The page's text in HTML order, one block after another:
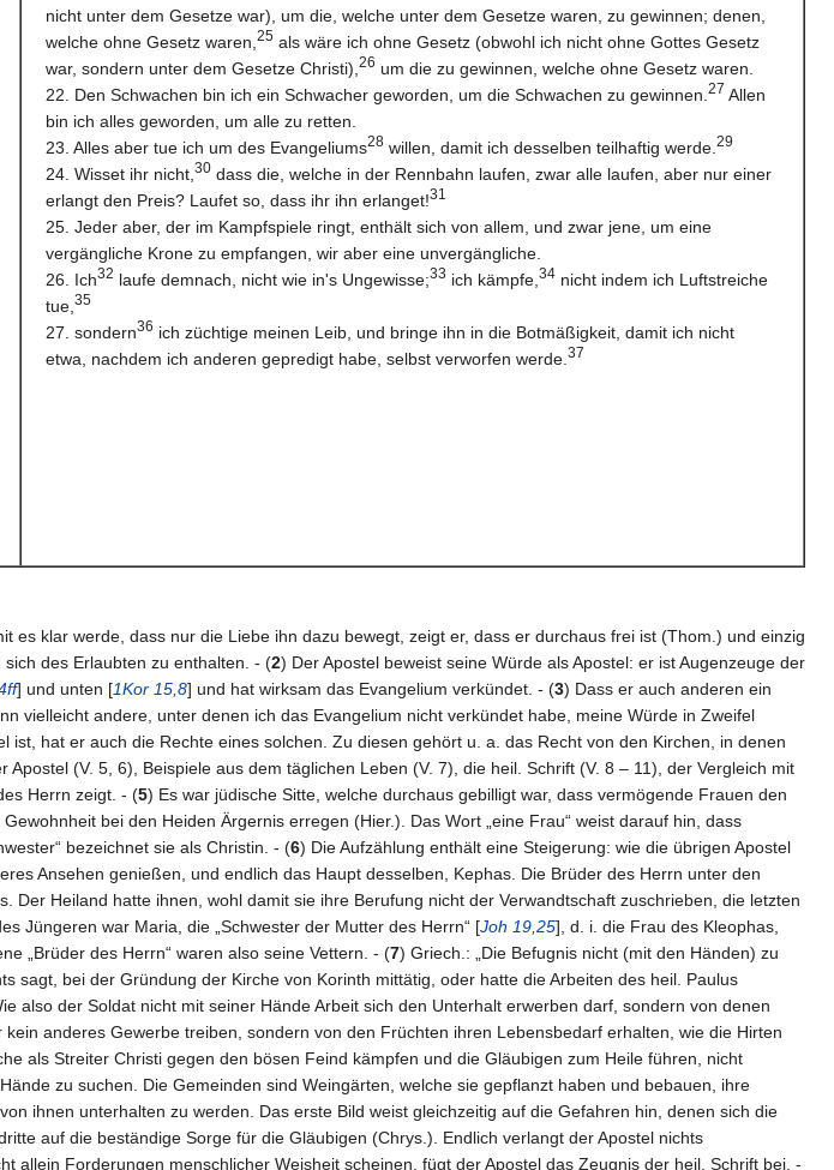
nicht unter dem Gesetze war), um die, welche unter dem Gesetze waren, zu gewinnen; denen,
welche ohne Gesetz waren, 25 als wäre ich ohne Gesetz (obwohl ich nicht ohne Gottes Gesetz
war, sondern unter dem Gesetze Christi), 26 um die zu gewinnen, welche ohne Gesetz waren.
22. Den Schwachen bin ich ein Schwacher geworden, um die Schwachen zu gewinnen. 27 Allen
bin ich alles geworden, um alle zu retten.
23. Alles aber tue ich um des Evangeliums28 willen, damit ich desselben teilhaftig werde. 29
24. Wisset ihr nicht, 30 dass die, welche in der Rennbahn laufen, zwar alle laufen, aber nur einer
erlangt den Preis? Laufet so, dass ihr ihn erlanget!31
25. Jeder aber, der im Kampfspiele ringt, enthält sich von allem, und zwar jene, um eine
vergängliche Krone zu empfangen, wir aber eine unvergängliche.
26. Ich32 laufe demnach, nicht wie in's Ungewisse;33 ich kämpfe, 34 nicht indem ich Luftstreiche
tue, 35
27. sondern36 ich züchtige meinen Leib, und bringe ihn in die Botmäßigkeit, damit ich nicht
etwa, nachdem ich anderen gepredigt habe, selbst verworfen werde. 37
es klar werde, dass nur die Liebe ihn dazu bewegt, zeigt er, dass er durchaus frei ist (Thom.) und einzig
des Erlaubten zu enthalten. - (2) Der Apostel beweist seine Würde als Apostel: er ist Augenzeuge der
] und unten [1Kor 15,8] und hat wirksam das Evangelium verkündet. - (3) Dass er auch anderen ein
vielleicht andere, unter denen ich das Evangelium nicht verkündet habe, meine Würde in Zweifel
ist, hat er auch die Rechte eines solchen. Zu diesen gehört u. a. das Recht von den Kirchen, in denen
(V. 5, 6), Beispiele aus dem täglichen Leben (V. 7), die heil. Schrift (V. 8 – 11), der Vergleich mit
Herrn zeigt. - (5) Es war jüdische Sitte, welche durchaus gebilligt war, dass vermögende Frauen den
bei den Heiden Ärgernis erregen (Hier.). Das Wort „eine Frau“ weist darauf hin, dass
bezeichnet sie als Christin. - (6) Die Aufzählung enthält eine Steigerung: wie die übrigen Apostel
Ansehen genießen, und endlich das Haupt desselben, Kephas. Die Brüder des Herrn unter den
Der Heiland hatte ihnen, wohl damit sie ihre Berufung nicht der Verwandtschaft zuschrieben, die letzten
Jüngeren war Maria, die „Schwester der Mutter des Herrn“ [Joh 19,25], d. i. die Frau des Kleophas,
„Brüder des Herrn“ waren also seine Vettern. - (7) Griech.: „Die Befugnis nicht (mit den Händen) zu
sagt, bei der Gründung der Kirche von Korinth mittätig, oder hatte die Arbeiten des heil. Paulus
also der Soldat nicht mit seiner Hände Arbeit sich den Unterhalt erwerben darf, sondern von denen
anderes Gewerbe treiben, sondern von den Früchten ihren Lebensbedarf erhalten, wie die Hirten
als Streiter Christi gegen den bösen Feind kämpfen und die Gläubigen zum Heile führen, nicht
zu suchen. Die Gemeinden sind Weingärten, welche sie gepflanzt haben und bebauen, ihre
ihnen unterhalten zu werden. Das erste Bild weist gleichzeitig auf die Gefahren hin, denen sich die
auf die beständige Sorge für die Gläubigen (Chrys.). Endlich verlangt der Apostel nichts
allein Forderungen menschlicher Weisheit scheinen, fügt der Apostel das Zeugnis der heil. Schrift bei. -